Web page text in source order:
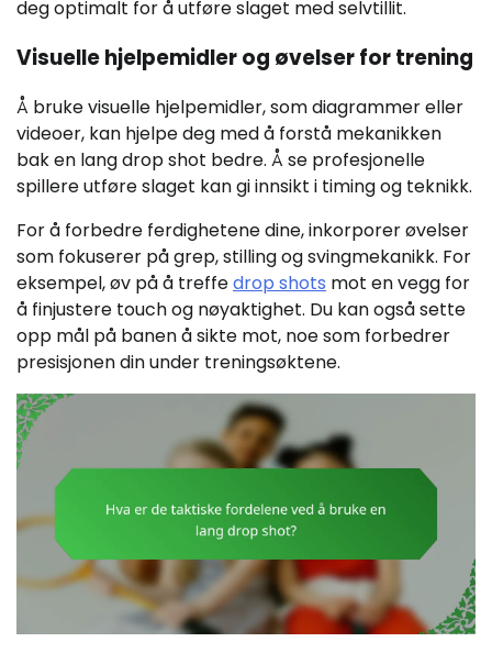
deg optimalt for å utføre slaget med selvtillit.
Visuelle hjelpemidler og øvelser for trening
Å bruke visuelle hjelpemidler, som diagrammer eller
videoer, kan hjelpe deg med å forstå mekanikken
bak en lang drop shot bedre. Å se profesjonelle
spillere utføre slaget kan gi innsikt i timing og teknikk.
For å forbedre ferdighetene dine, inkorporer øvelser
som fokuserer på grep, stilling og svingmekanikk. For
eksempel, øv på å treffedrop shots mot en vegg for
å finjustere touch og nøyaktighet. Du kan også sette
opp mål på banen å sikte mot, noe som forbedrer
presisjonen din under treningsøktene.